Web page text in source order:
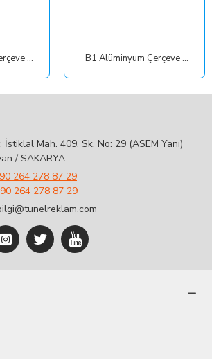
B3 Alüminyum Çerçeve 35x50 cm B1 Alüminyum Çerçeve 70x100 cm
İstiklal Mah. 409. Sk. No: 29 (ASEM Yanı)
/ SAKARYA
264 278 87 29
264 278 87 29